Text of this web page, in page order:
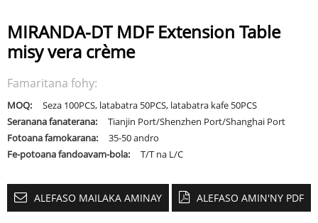
MIRANDA-DT MDF Extension Table
misy vera crème
Famaritana fohy:
MOQ:
Seza 100PCS, latabatra 50PCS, latabatra kafe 50PCS
Seranana fanaterana:
Tianjin Port/Shenzhen Port/Shanghai Port
Fotoana famokarana:
35-50 andro
Fe-potoana fandoavam-bola:
T/T na L/C
ALEFASO MAILAKA AMINAY ALEFASO AMIN'NY PDF